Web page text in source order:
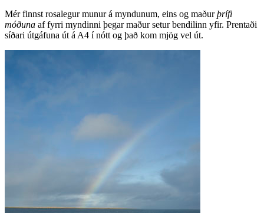
Mér finnst rosalegur munur á myndunum, eins og maðurþrífi
móðuna af fyrri myndinni þegar maður setur bendilinn yfir. Prentaði
síðari útgáfuna út á A4 í nótt og það kom mjög vel út.